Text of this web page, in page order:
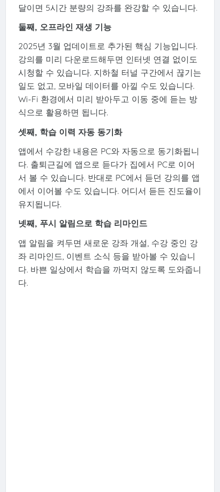
달이면 5시간 분량의 강좌를 완강할 수 있습니다.
둘째, 오프라인 재생 기능
2025년 3월 업데이트로 추가된 핵심 기능입니다.
강의를 미리 다운로드해두면 인터넷 연결 없이도
시청할 수 있습니다. 지하철 터널 구간에서 끊기는
일도 없고, 모바일 데이터를 아낄 수도 있습니다.
Wi-Fi 환경에서 미리 받아두고 이동 중에 듣는 방
식으로 활용하면 됩니다.
셋째, 학습 이력 자동 동기화
앱에서 수강한 내용은 PC와 자동으로 동기화됩니
다. 출퇴근길에 앱으로 듣다가 집에서 PC로 이어
서 볼 수 있습니다. 반대로 PC에서 듣던 강의를 앱
에서 이어볼 수도 있습니다. 어디서 듣든 진도율이
유지됩니다.
넷째, 푸시 알림으로 학습 리마인드
앱 알림을 켜두면 새로운 강좌 개설, 수강 중인 강
좌 리마인드, 이벤트 소식 등을 받아볼 수 있습니
다. 바쁜 일상에서 학습을 까먹지 않도록 도와줍니
다.